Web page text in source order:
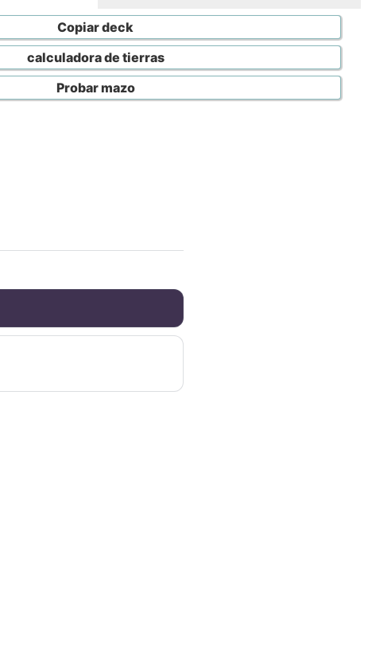
Copiar deck
calculadora de tierras
Probar mazo